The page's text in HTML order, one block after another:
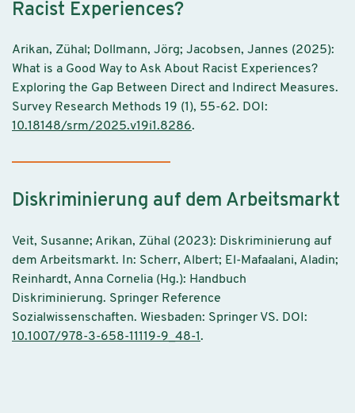
Racist Experiences?
Arikan, Zühal; Dollmann, Jörg; Jacobsen, Jannes (2025):
What is a Good Way to Ask About Racist Experiences?
Exploring the Gap Between Direct and Indirect Measures.
Survey Research Methods 19 (1), 55-62. DOI:
10.18148/srm/2025.v19i1.8286.
Diskriminierung auf dem Arbeitsmarkt
Veit, Susanne; Arikan, Zühal (2023): Diskriminierung auf
dem Arbeitsmarkt. In: Scherr, Albert; El-Mafaalani, Aladin;
Reinhardt, Anna Cornelia (Hg.): Handbuch
Diskriminierung. Springer Reference
Sozialwissenschaften. Wiesbaden: Springer VS. DOI:
10.1007/978-3-658-11119-9_48-1.